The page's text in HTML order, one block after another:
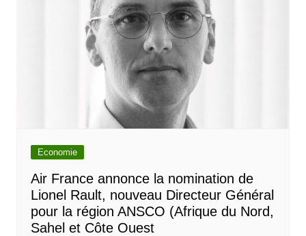
Economie
Air France annonce la nomination de
Lionel Rault, nouveau Directeur Général
pour la région ANSCO (Afrique du Nord,
Sahel et Côte Ouest